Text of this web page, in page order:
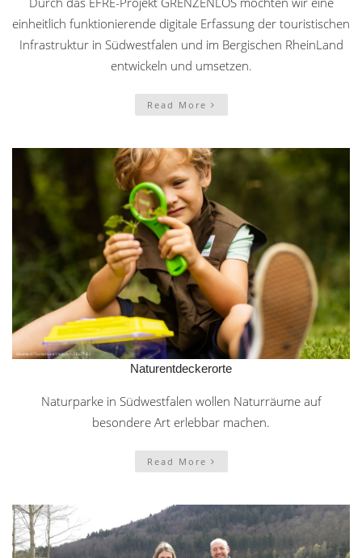
einheitlich funktionierende digitale Erfassung der touristischen
Infrastruktur in Südwestfalen und im Bergischen RheinLand
entwickeln und umsetzen.
Read More
Naturentdeckerorte
Naturparke in Südwestfalen wollen Naturräume auf
besondere Art erlebbar machen.
Read More